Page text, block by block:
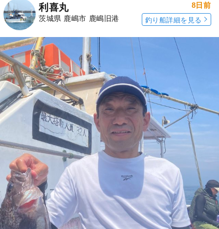
利喜丸
茨城県 鹿嶋市 鹿嶋旧港
8日前
釣り船詳細を見る